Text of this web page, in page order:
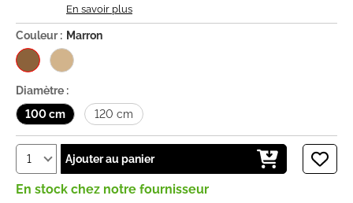
En savoir plus
Couleur : Marron
Diamètre :
100 cm
120 cm
Ajouter au panier
En stock chez notre fournisseur